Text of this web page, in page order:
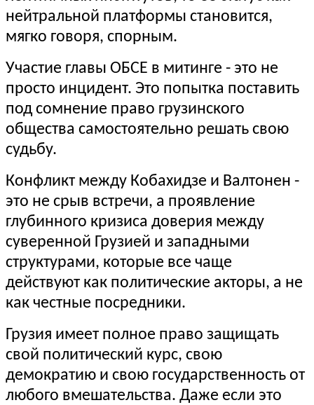
нейтральной платформы становится,
мягко говоря, спорным.
Участие главы ОБСЕ в митинге - это не
просто инцидент. Это попытка поставить
под сомнение право грузинского
общества самостоятельно решать свою
судьбу.
Конфликт между Кобахидзе и Валтонен -
это не срыв встречи, а проявление
глубинного кризиса доверия между
суверенной Грузией и западными
структурами, которые все чаще
действуют как политические акторы, а не
как честные посредники.
Грузия имеет полное право защищать
свой политический курс, свою
демократию и свою государственность от
любого вмешательства. Даже если это